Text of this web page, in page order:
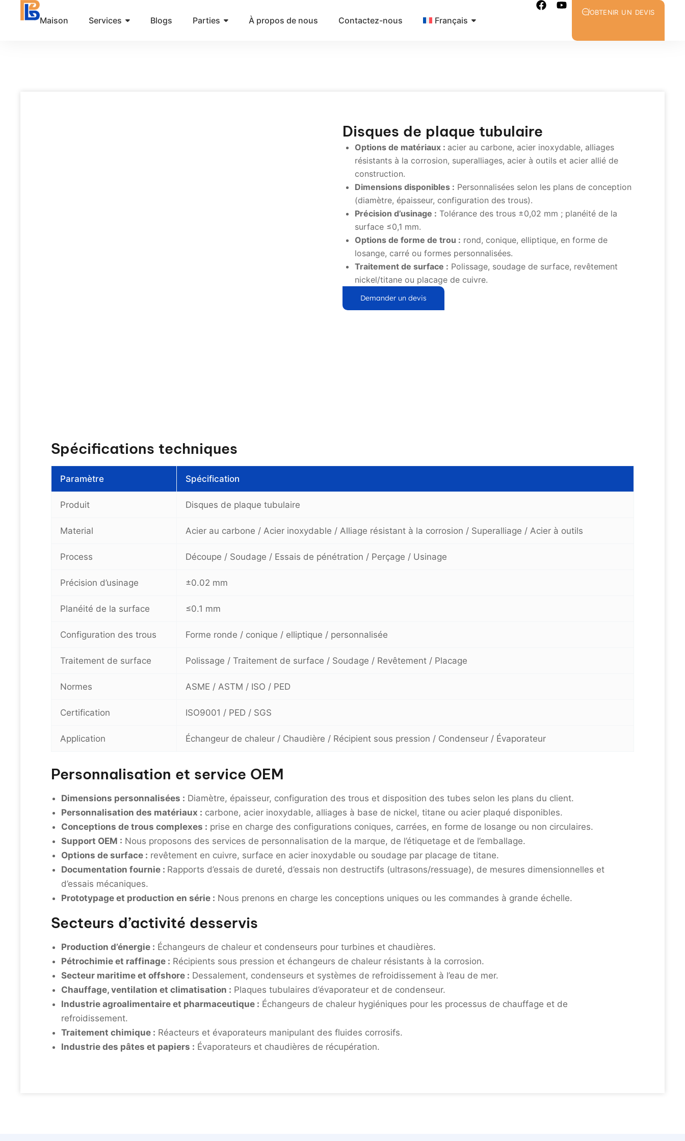
Maison Services Blogs Parties À propos de nous Contactez-nous Français
OBTENIR UN DEVIS
Disques de plaque tubulaire
Options de matériaux : acier au carbone, acier inoxydable, alliages
résistants à la corrosion, superalliages, acier à outils et acier allié de
construction.
Dimensions disponibles : Personnalisées selon les plans de conception
(diamètre, épaisseur, configuration des trous).
Précision d’usinage : Tolérance des trous ±0,02 mm ; planéité de la
surface ≤0,1 mm.
Options de forme de trou : rond, conique, elliptique, en forme de
losange, carré ou formes personnalisées.
Traitement de surface : Polissage, soudage de surface, revêtement
nickel/titane ou placage de cuivre.
Demander un devis
Spécifications techniques
Paramètre Spécification
Produit Disques de plaque tubulaire
Material Acier au carbone / Acier inoxydable / Alliage résistant à la corrosion / Superalliage / Acier à outils
Process Découpe / Soudage / Essais de pénétration / Perçage / Usinage
Précision d’usinage ±0.02 mm
Planéité de la surface ≤0.1 mm
Configuration des trous Forme ronde / conique / elliptique / personnalisée
Traitement de surface Polissage / Traitement de surface / Soudage / Revêtement / Placage
Normes ASME / ASTM / ISO / PED
Certification ISO9001 / PED / SGS
Application Échangeur de chaleur / Chaudière / Récipient sous pression / Condenseur / Évaporateur
Personnalisation et service OEM
Dimensions personnalisées : Diamètre, épaisseur, configuration des trous et disposition des tubes selon les plans du client.
Personnalisation des matériaux : carbone, acier inoxydable, alliages à base de nickel, titane ou acier plaqué disponibles.
Conceptions de trous complexes : prise en charge des configurations coniques, carrées, en forme de losange ou non circulaires.
Support OEM : Nous proposons des services de personnalisation de la marque, de l’étiquetage et de l’emballage.
Options de surface : revêtement en cuivre, surface en acier inoxydable ou soudage par placage de titane.
Documentation fournie : Rapports d’essais de dureté, d’essais non destructifs (ultrasons/ressuage), de mesures dimensionnelles et
d’essais mécaniques.
Prototypage et production en série : Nous prenons en charge les conceptions uniques ou les commandes à grande échelle.
Secteurs d’activité desservis
Production d’énergie : Échangeurs de chaleur et condenseurs pour turbines et chaudières.
Pétrochimie et raffinage : Récipients sous pression et échangeurs de chaleur résistants à la corrosion.
Secteur maritime et offshore : Dessalement, condenseurs et systèmes de refroidissement à l’eau de mer.
Chauffage, ventilation et climatisation : Plaques tubulaires d’évaporateur et de condenseur.
Industrie agroalimentaire et pharmaceutique : Échangeurs de chaleur hygiéniques pour les processus de chauffage et de
refroidissement.
Traitement chimique : Réacteurs et évaporateurs manipulant des fluides corrosifs.
Industrie des pâtes et papiers : Évaporateurs et chaudières de récupération.